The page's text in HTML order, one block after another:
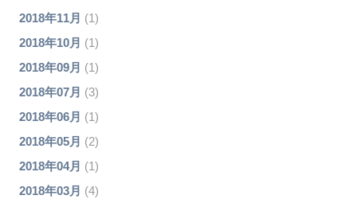
2018年11月 (1)
2018年10月 (1)
2018年09月 (1)
2018年07月 (3)
2018年06月 (1)
2018年05月 (2)
2018年04月 (1)
2018年03月 (4)